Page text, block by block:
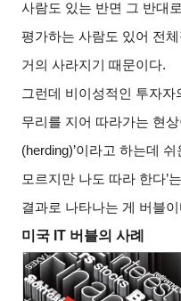
사람도 있는 반면 그 반대
평가하는 사람도 있어 전
거의 사라지기 때문이다.
그런데 비이성적인 투자자
무리를 지어 따라가는 현
(herding)’이라고 하는데 쉬
모르지만 나도 따라 한다’
결과로 나타나는 게 버블
미국 IT 버블의 사례